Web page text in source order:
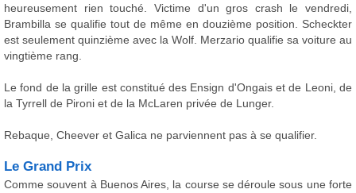
heureusement rien touché. Victime d'un gros crash le vendredi,
Brambilla se qualifie tout de même en douzième position. Scheckter
est seulement quinzième avec la Wolf. Merzario qualifie sa voiture au
vingtième rang.
Le fond de la grille est constitué des Ensign d'Ongais et de Leoni, de
la Tyrrell de Pironi et de la McLaren privée de Lunger.
Rebaque, Cheever et Galica ne parviennent pas à se qualifier.
Le Grand Prix
Comme souvent à Buenos Aires, la course se déroule sous une forte